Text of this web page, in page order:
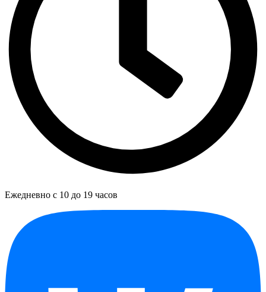
Ежедневно с 10 до 19 часов